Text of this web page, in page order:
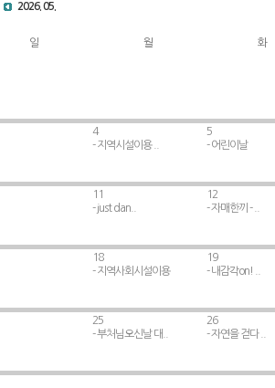
2026. 05.
일 월 화
4
- 지역시설이용 ..
5
- 어린이날
11
- just dan..
12
- 자매한끼 - ..
18
- 지역사회시설이용
19
- 내감각on! ..
25
- 부처님오신날 대..
26
- 자연을 걷다 ..